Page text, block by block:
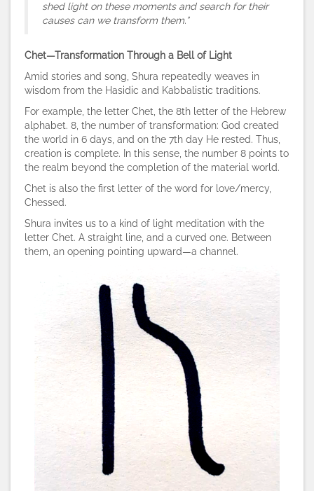
shed light on these moments and search for their
causes can we transform them.”
Chet—Transformation Through a Bell of Light
Amid stories and song, Shura repeatedly weaves in
wisdom from the Hasidic and Kabbalistic traditions.
For example, the letter Chet, the 8th letter of the Hebrew
alphabet. 8, the number of transformation: God created
the world in 6 days, and on the 7th day He rested. Thus,
creation is complete. In this sense, the number 8 points to
the realm beyond the completion of the material world.
Chet is also the first letter of the word for love/mercy,
Chessed.
Shura invites us to a kind of light meditation with the
letter Chet. A straight line, and a curved one. Between
them, an opening pointing upward—a channel.